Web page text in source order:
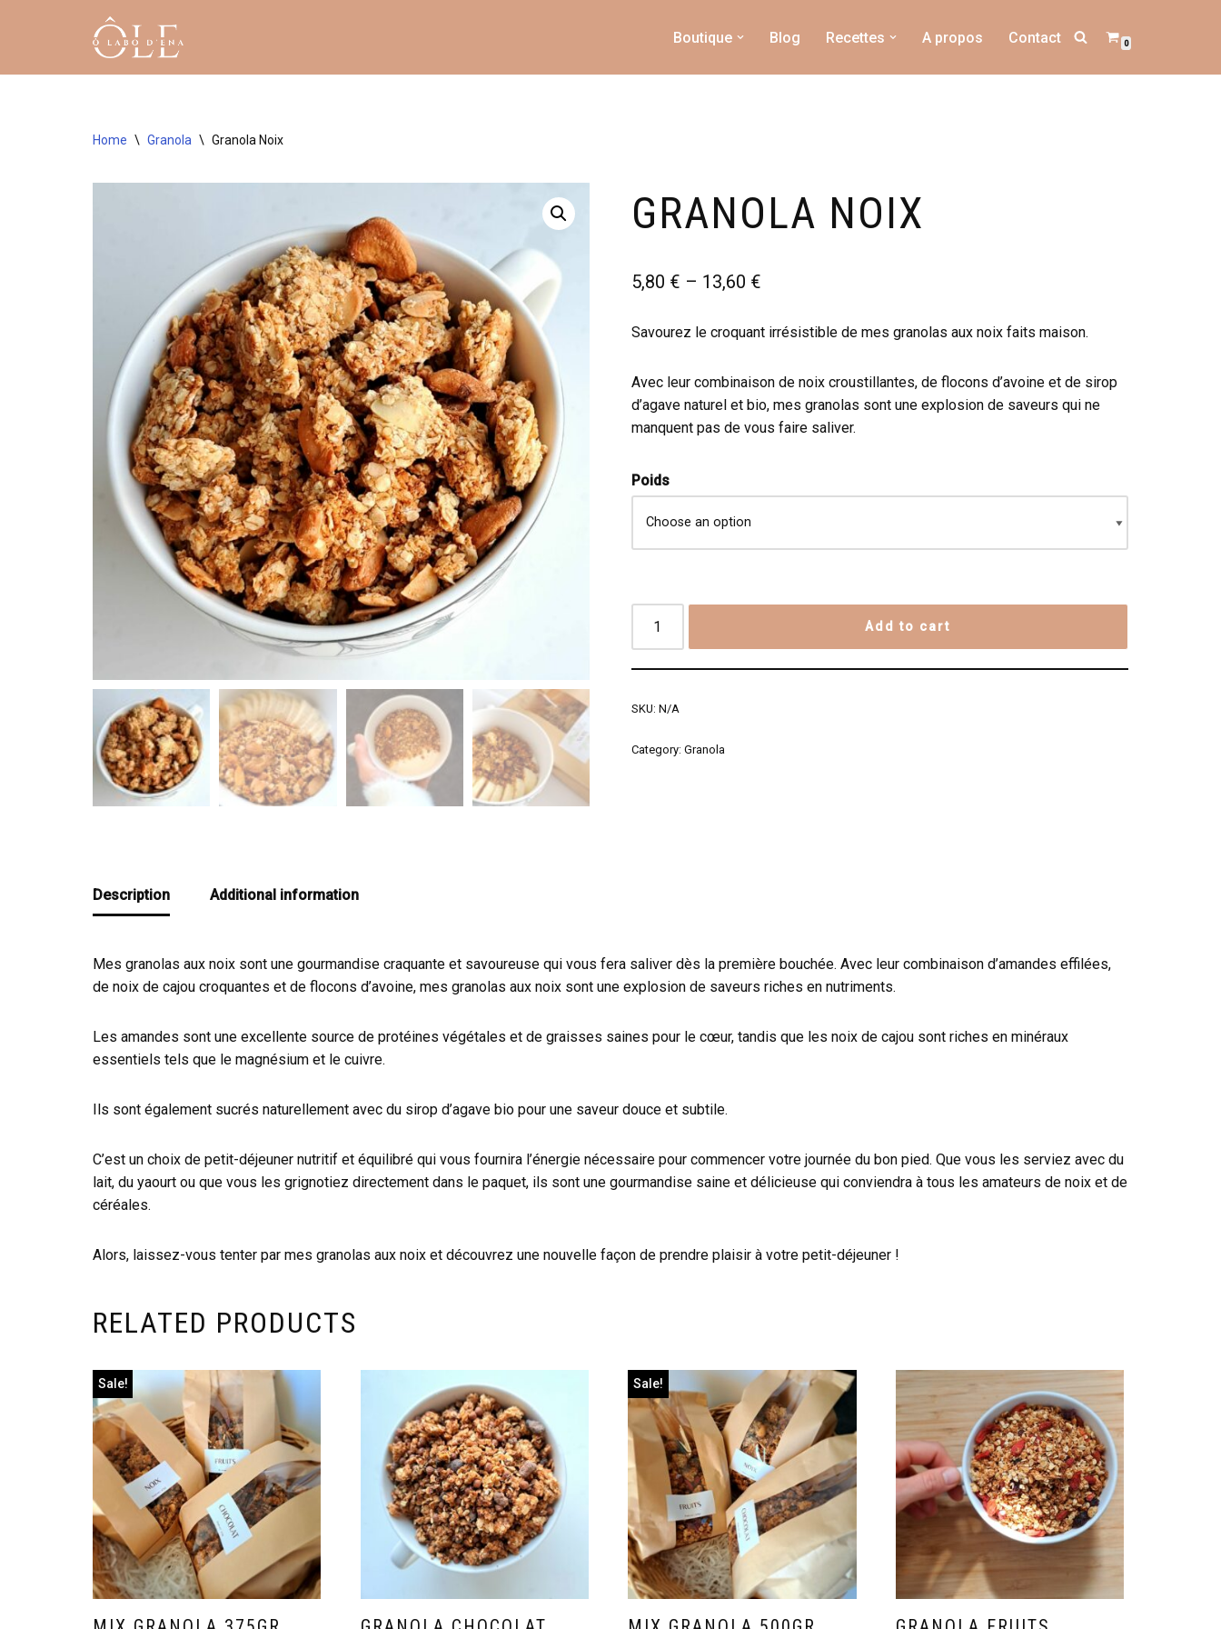
au
Boutique Blog Recettes A propos Contact 0
Home \ Granola \ Granola Noix
GRANOLA NOIX
5,80 € – 13,60 €
Savourez le croquant irrésistible de mes granolas aux noix faits maison.
Avec leur combinaison de noix croustillantes, de flocons d’avoine et de sirop
d’agave naturel et bio, mes granolas sont une explosion de saveurs qui ne
manquent pas de vous faire saliver.
Poids
Add to cart
SKU: N/A
Category: Granola
Description Additional information
Mes granolas aux noix sont une gourmandise craquante et savoureuse qui vous fera saliver dès la première bouchée. Avec leur combinaison d’amandes effilées,
de noix de cajou croquantes et de flocons d’avoine, mes granolas aux noix sont une explosion de saveurs riches en nutriments.
Les amandes sont une excellente source de protéines végétales et de graisses saines pour le cœur, tandis que les noix de cajou sont riches en minéraux
essentiels tels que le magnésium et le cuivre.
Ils sont également sucrés naturellement avec du sirop d’agave bio pour une saveur douce et subtile.
C’est un choix de petit-déjeuner nutritif et équilibré qui vous fournira l’énergie nécessaire pour commencer votre journée du bon pied. Que vous les serviez avec du
lait, du yaourt ou que vous les grignotiez directement dans le paquet, ils sont une gourmandise saine et délicieuse qui conviendra à tous les amateurs de noix et de
céréales.
Alors, laissez-vous tenter par mes granolas aux noix et découvrez une nouvelle façon de prendre plaisir à votre petit-déjeuner !
RELATED PRODUCTS
Sale! Sale!